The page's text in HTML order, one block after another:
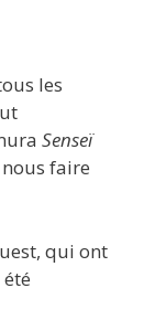
les
Senseï
faire
qui ont